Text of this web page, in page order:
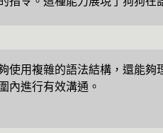
使用複雜的語法結構，還能
內進行有效溝通。